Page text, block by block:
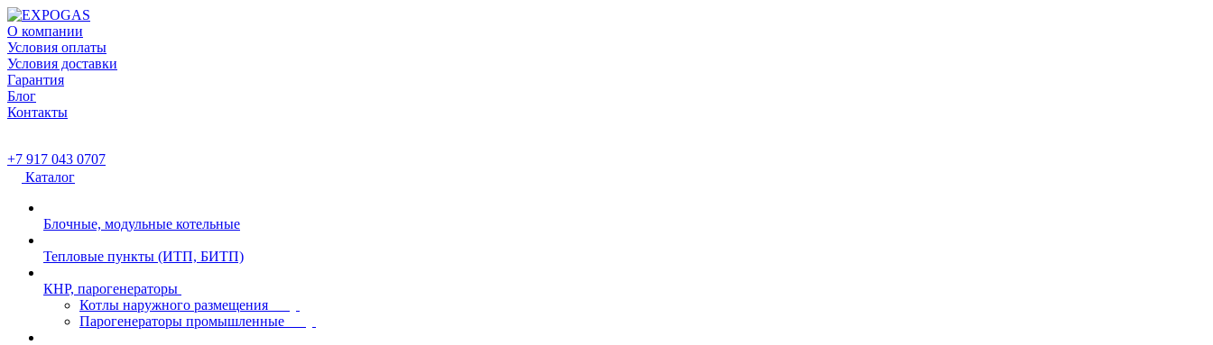
О компании
Условия оплаты
Условия доставки
Гарантия
Блог
Контакты
+7 917 043 0707
Каталог
Блочные, модульные котельные
Тепловые пункты (ИТП, БИТП)
КНР, парогенераторы
Котлы наружного размещения
Парогенераторы промышленные